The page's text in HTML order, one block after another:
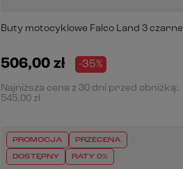
Buty motocyklowe Falco Land 3 czarne
506,00 zł -35%
Najniższa cena z 30 dni przed obniżką:
545,00 zł
PROMOCJA PRZECENA
DOSTĘPNY RATY 0%